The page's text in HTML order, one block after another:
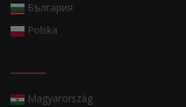
България
Polska
Magyarország